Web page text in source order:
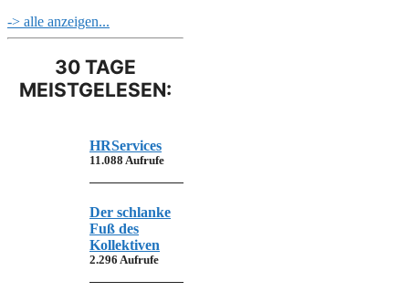
-> alle anzeigen...
30 TAGE
MEISTGELESEN:
HRServices
11.088 Aufrufe
Der schlanke
Fuß des
Kollektiven
2.296 Aufrufe